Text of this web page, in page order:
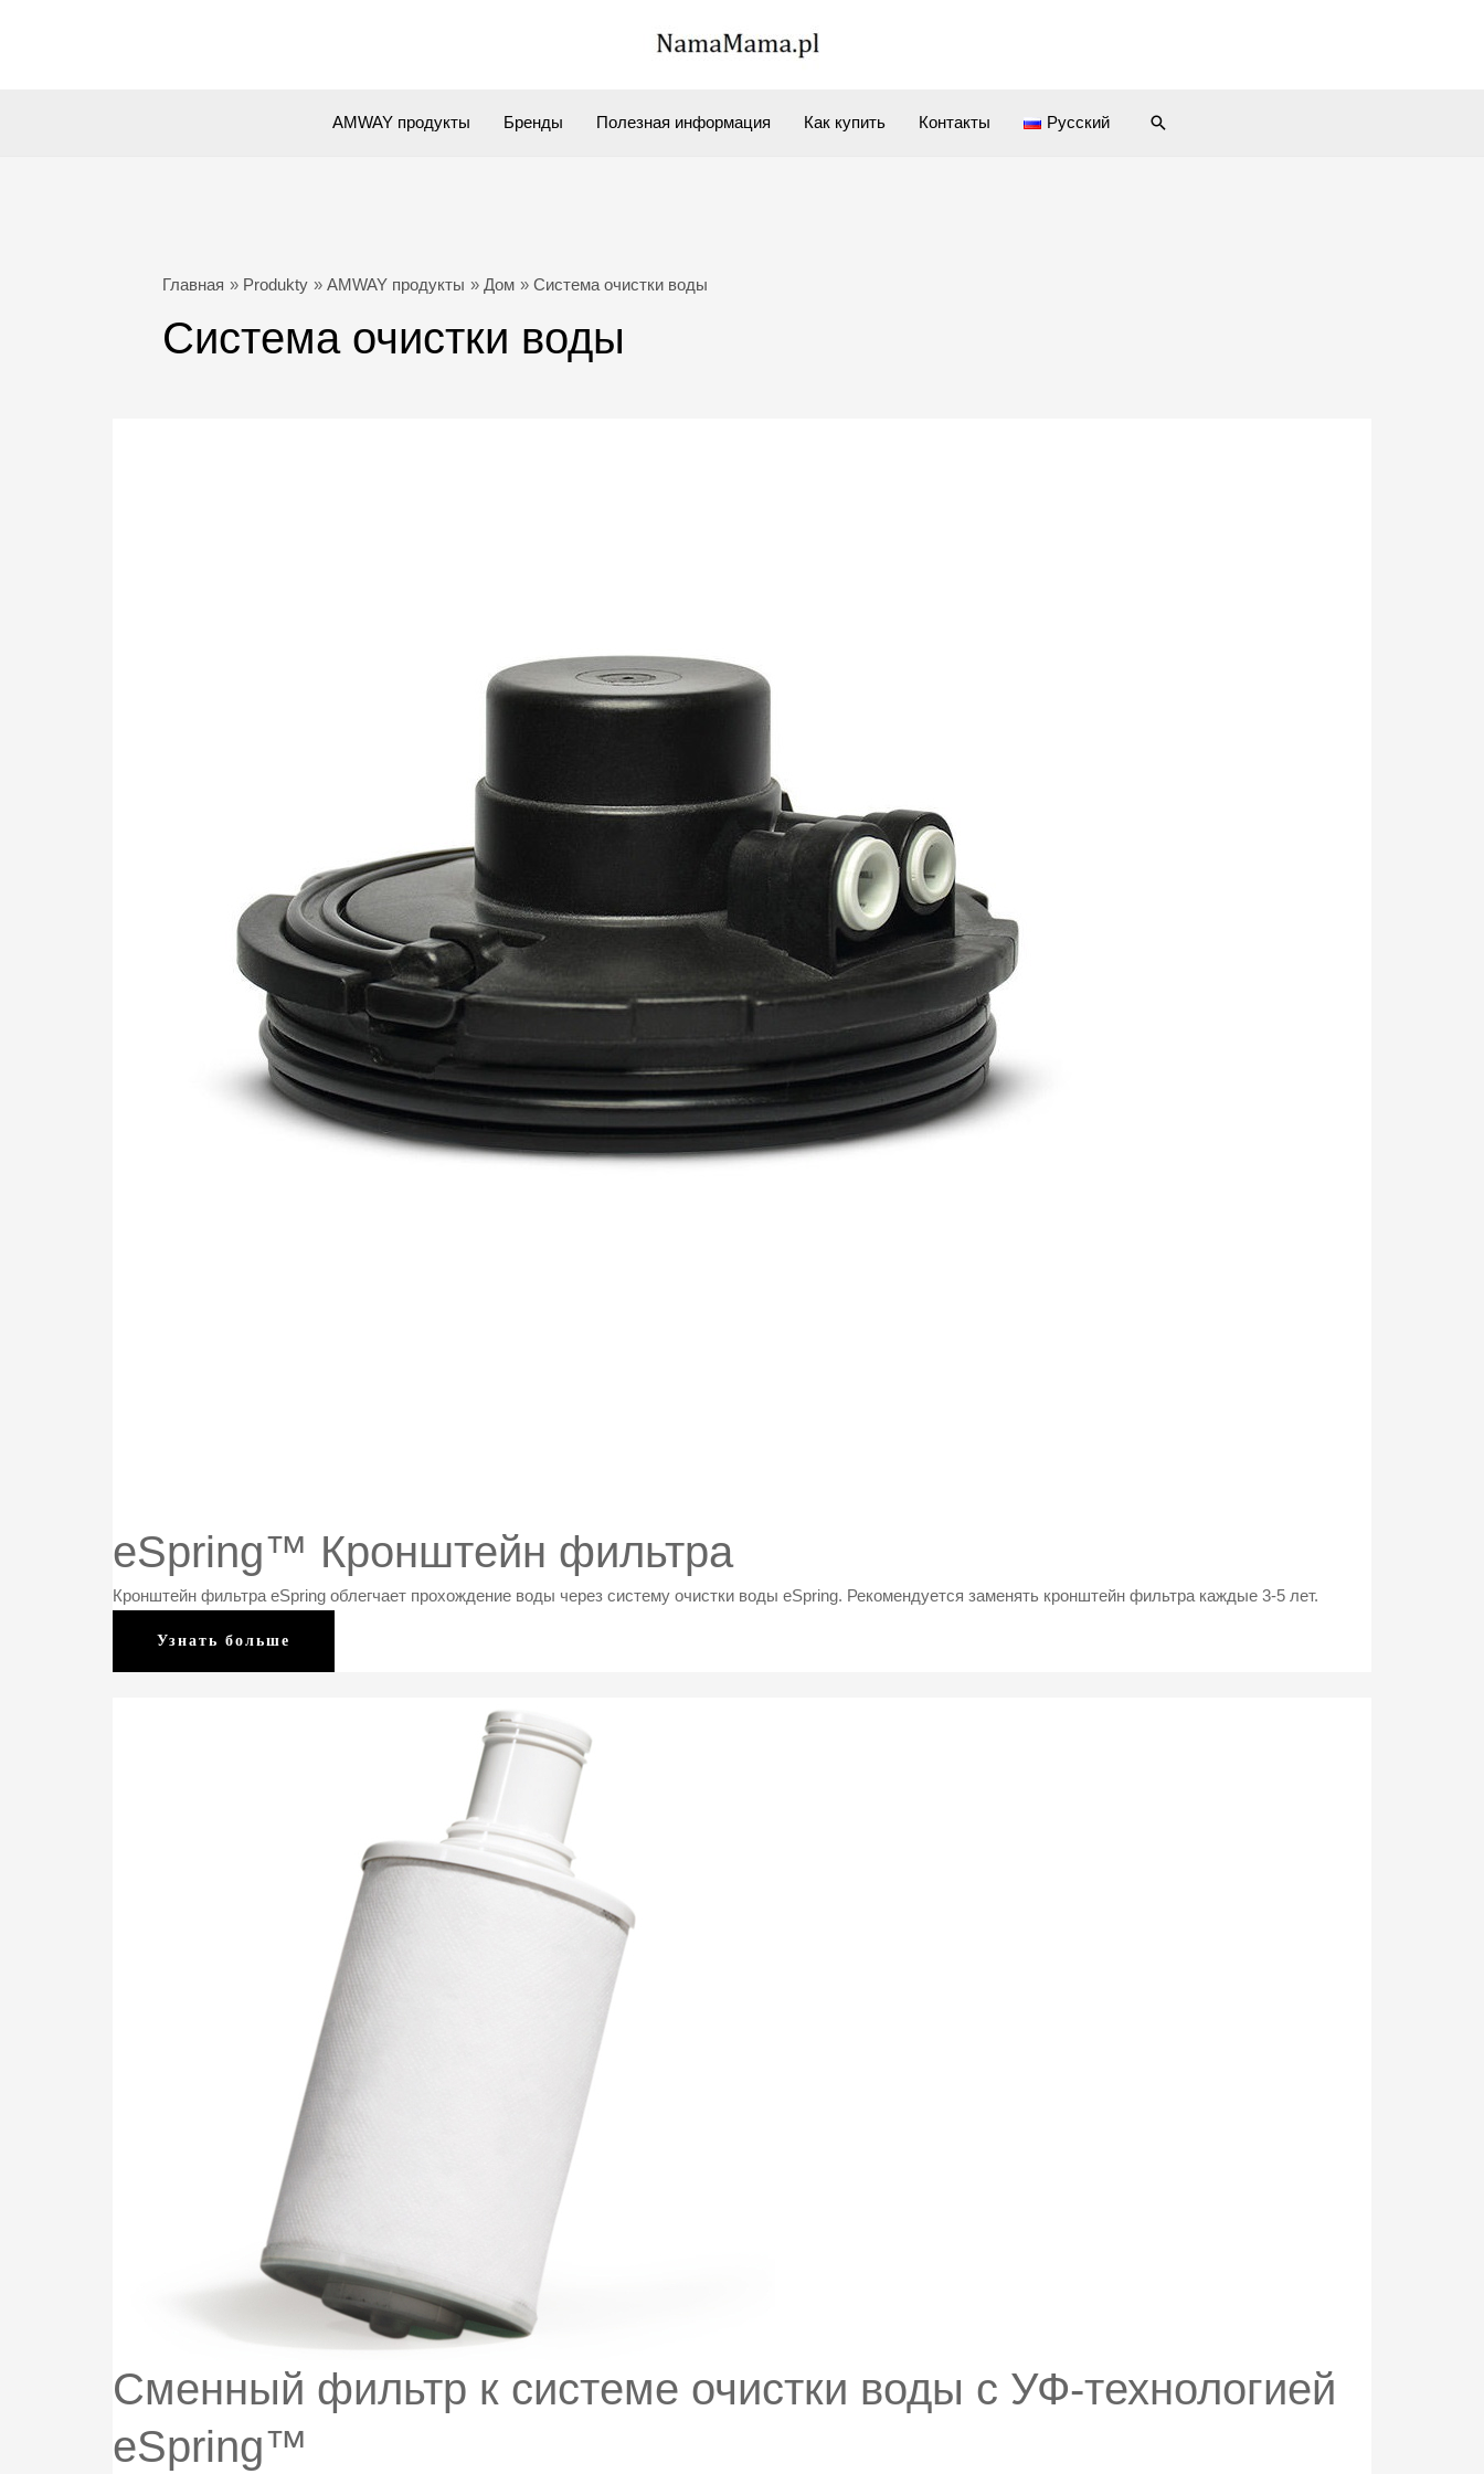
AMWAY продукты Бренды Полезная информация Как купить Контакты Русский Поиск
Главная Produkty AMWAY продукты Дом Система очистки воды
Система очистки воды
eSpring™ Кронштейн фильтра
Кронштейн фильтра eSpring облегчает прохождение воды через систему очистки воды eSpring. Рекомендуется заменять кронштейн фильтра каждые 3-5 лет.
eSpring™
Кронштейн
Узнать больше
Сменный фильтр к cистеме очистки воды с УФ-технологией
eSpring™